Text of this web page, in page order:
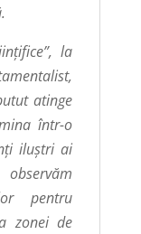
la
atinge
într-o
iluștri ai
observăm
pentru
zonei de